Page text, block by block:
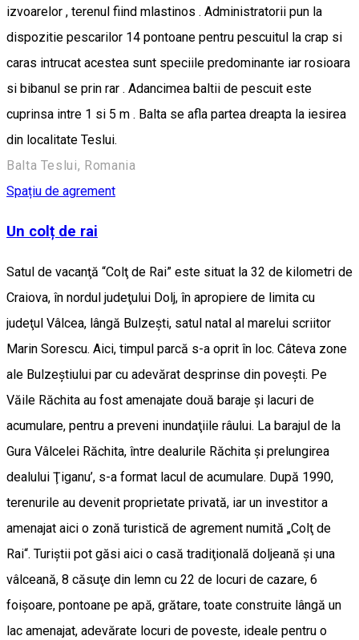
izvoarelor , terenul fiind mlastinos . Administratorii pun la
dispozitie pescarilor 14 pontoane pentru pescuitul la crap si
caras intrucat acestea sunt speciile predominante iar rosioara
si bibanul se prin rar . Adancimea baltii de pescuit este
cuprinsa intre 1 si 5 m . Balta se afla partea dreapta la iesirea
din localitate Teslui.
Balta Teslui, Romania
Spațiu de agrement
Un colț de rai
Satul de vacanţă “Colţ de Rai” este situat la 32 de kilometri de
Craiova, în nordul judeţului Dolj, în apropiere de limita cu
judeţul Vâlcea, lângă Bulzeşti, satul natal al marelui scriitor
Marin Sorescu. Aici, timpul parcă s-a oprit în loc. Câteva zone
ale Bulzeştiului par cu adevărat desprinse din poveşti. Pe
Văile Răchita au fost amenajate două baraje şi lacuri de
acumulare, pentru a preveni inundaţiile râului. La barajul de la
Gura Vâlcelei Răchita, între dealurile Răchita şi prelungirea
dealului Ţiganu’, s-a format lacul de acumulare. După 1990,
terenurile au devenit proprietate privată, iar un investitor a
amenajat aici o zonă turistică de agrement numită „Colţ de
Rai“. Turiştii pot găsi aici o casă tradiţională doljeană şi una
vâlceană, 8 căsuţe din lemn cu 22 de locuri de cazare, 6
foişoare, pontoane pe apă, grătare, toate construite lângă un
lac amenajat, adevărate locuri de poveste, ideale pentru o